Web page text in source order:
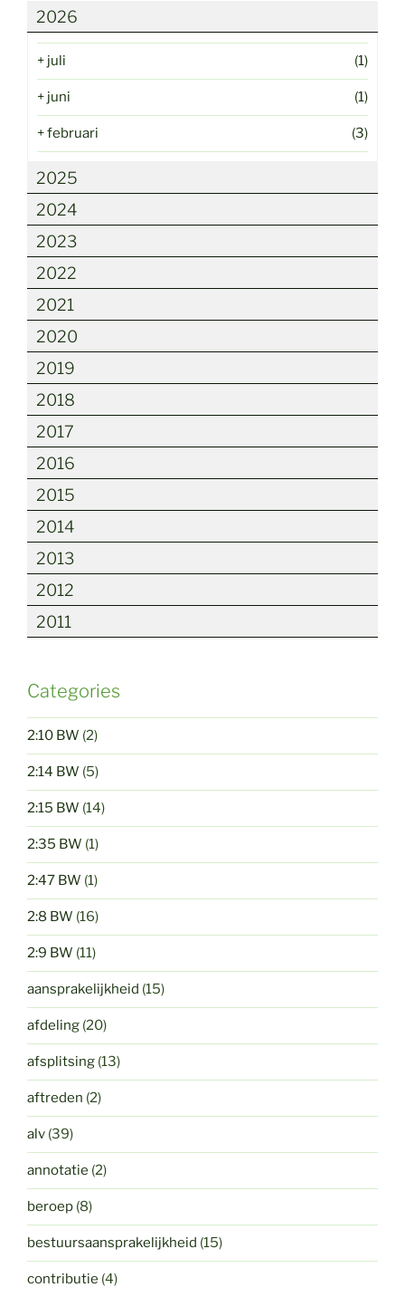
2026
+ juli (1)
+ juni (1)
+februari (3)
2025
2024
2023
2022
2021
2020
2019
2018
2017
2016
2015
2014
2013
2012
2011
Categories
2:10 BW (2)
2:14 BW (5)
2:15 BW (14)
2:35 BW (1)
2:47 BW (1)
2:8 BW (16)
2:9 BW (11)
aansprakelijkheid (15)
afdeling (20)
afsplitsing (13)
aftreden (2)
alv (39)
annotatie (2)
beroep (8)
bestuursaansprakelijkheid (15)
contributie (4)